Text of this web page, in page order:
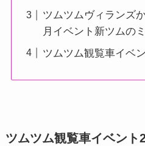
ツムツムヴィランズ
月イベント新ツムの
ツムツム観覧車イベ
ツムツム観覧車イベント